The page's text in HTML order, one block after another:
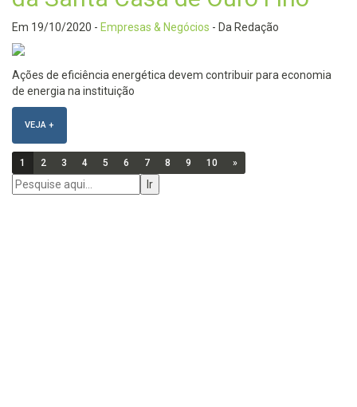
Em 19/10/2020 - Empresas & Negócios - Da Redação
Ações de eficiência energética devem contribuir para economia
de energia na instituição
VEJA +
1 2 3 4 5 6 7 8 9 10 »